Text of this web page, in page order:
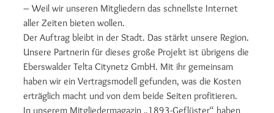
– Weil wir unseren Mitgliedern das schnellste Internet
aller Zeiten bieten wollen.
Der Auftrag bleibt in der Stadt. Das stärkt unsere Region.
Unsere Partnerin für dieses große Projekt ist übrigens die
Eberswalder Telta Citynetz GmbH. Mit ihr gemeinsam
haben wir ein Vertragsmodell gefunden, was die Kosten
erträglich macht und von dem beide Seiten profitieren.
In unserem Mitgliedermagazin „1893-Geflüster“ haben